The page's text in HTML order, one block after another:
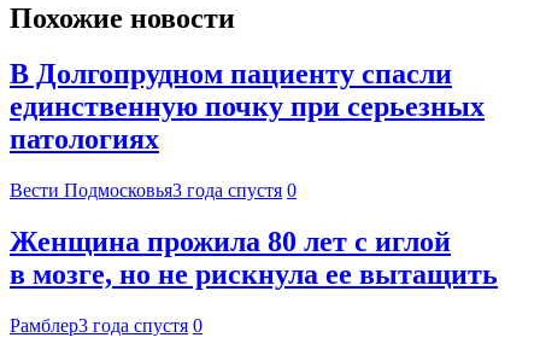
Похожие новости
В Долгопрудном пациенту спасли
единственную почку при серьезных
патологиях
Вести Подмосковья3 года спустя 0
Женщина прожила 80 лет с иглой
в мозге, но не рискнула ее вытащить
Рамблер3 года спустя 0